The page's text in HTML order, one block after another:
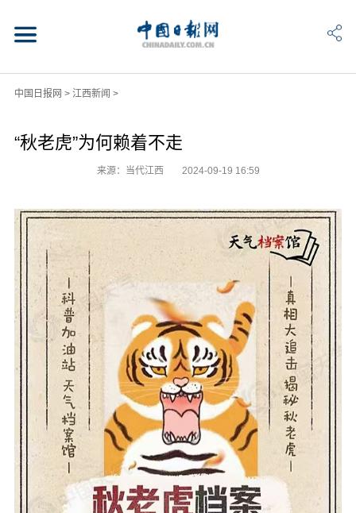
中国日报网 > 江西新闻 >
“秋老虎”为何赖着不走
来源：当代江西 2024-09-19 16:59